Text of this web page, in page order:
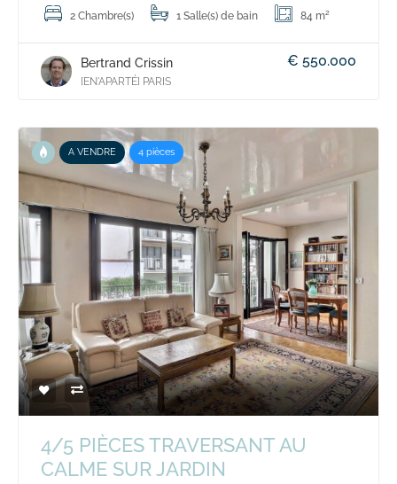
2 Chambre(s) 1 Salle(s) de bain 84 m²
Bertrand Crissin
[EN'APARTÉ] PARIS
€ 550.000
A VENDRE 4 pièces
4/5 PIÈCES TRAVERSANT AU
CALME SUR JARDIN